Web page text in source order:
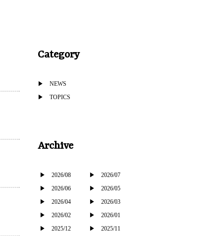
Category
NEWS
TOPICS
Archive
2026/08
2026/07
2026/06
2026/05
2026/04
2026/03
2026/02
2026/01
2025/12
2025/11